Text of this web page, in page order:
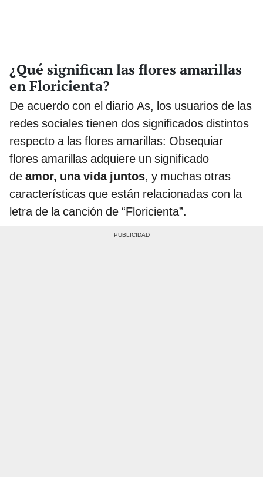
¿Qué significan las flores amarillas
en Floricienta?
De acuerdo con el diario As, los usuarios de las
redes sociales tienen dos significados distintos
respecto a las flores amarillas: Obsequiar
flores amarillas adquiere un significado
de amor, una vida juntos, y muchas otras
características que están relacionadas con la
letra de la canción de “Floricienta”.